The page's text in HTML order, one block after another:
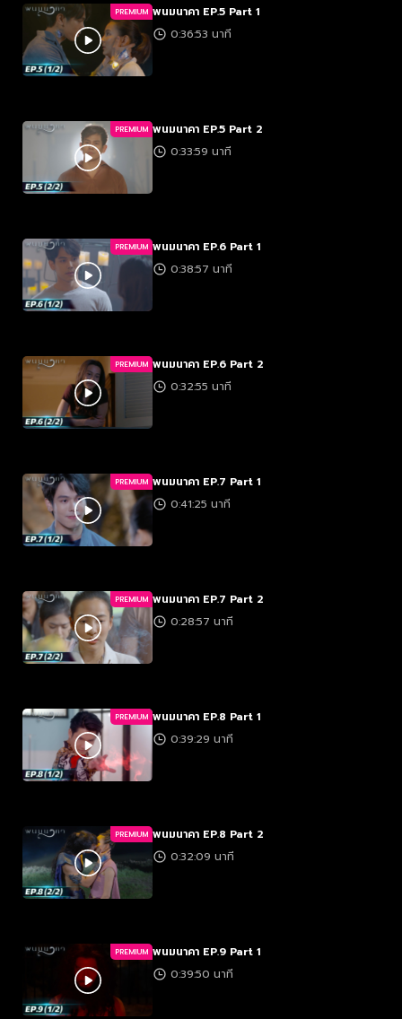
PREMIUM พนมนาคา EP.5 Part 1
0:36:53 นาที
PREMIUM พนมนาคา EP.5 Part 2
0:33:59 นาที
PREMIUM พนมนาคา EP.6 Part 1
0:38:57 นาที
PREMIUM พนมนาคา EP.6 Part 2
0:32:55 นาที
PREMIUM พนมนาคา EP.7 Part 1
0:41:25 นาที
PREMIUM พนมนาคา EP.7 Part 2
0:28:57 นาที
PREMIUM พนมนาคา EP.8 Part 1
0:39:29 นาที
PREMIUM พนมนาคา EP.8 Part 2
0:32:09 นาที
PREMIUM พนมนาคา EP.9 Part 1
0:39:50 นาที